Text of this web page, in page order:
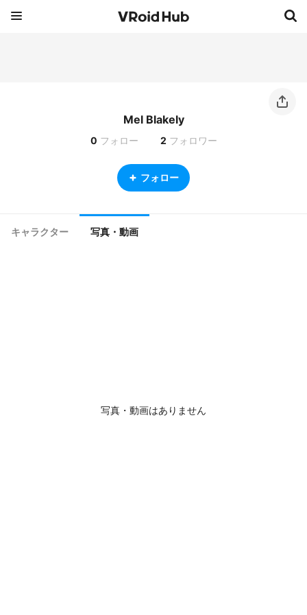
Mel Blakely
0 フォロー 2 フォロワー
フォロー
キャラクター 写真・動画
写真・動画はありません